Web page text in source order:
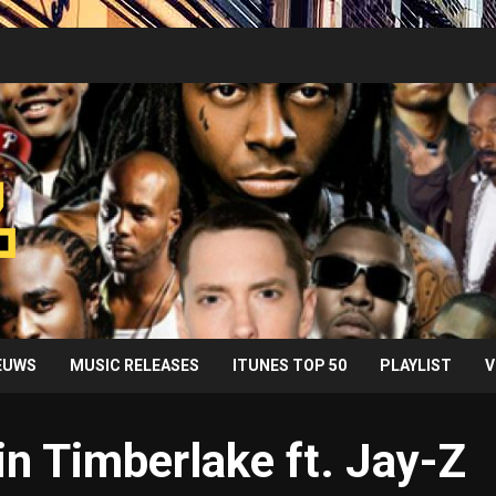
MUSIC RELEASES ITUNES TOP 50 PLAYLIST
Timberlake ft. Jay-Z